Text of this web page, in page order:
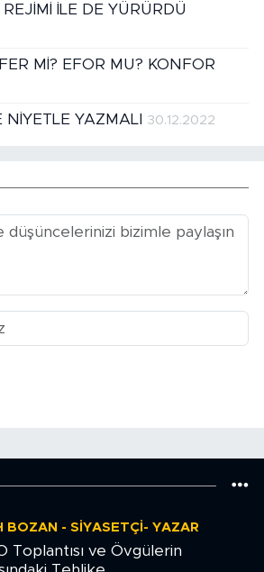
İLE DE YÜRÜRDÜ
Mİ? EFOR MU? KONFOR
NİYETLE YAZMALI 30.12.2022
BOZAN - SIYASETÇI- YAZAR
Toplantısı ve Övgülerin